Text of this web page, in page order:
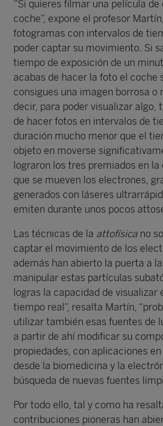
“Si quieres filmar una película
coche”, expone el profesor
fotogramas con intervalos de
poder captar su movimiento. Si
tiempo de exposición de un
acabas de hacer la foto el coche
consigues una imagen borrosa o
decir, para poder visualizar algo,
de hacer fotos en intervalos de
duración mucho menor que el
objeto en moverse
lograron los tres premiados en
que se mueven los electrones,
generados con láseres
emiten durante unos pocos
Las técnicas de la attofísica no
captar el movimiento de los
además han abierto la puerta a
manipular estas partículas
logras la capacidad de visualizar
tiempo real”, resalta Martín,
utilizar también esas fuentes de
a partir de ahí modificar su
propiedades, con aplicaciones
desde la biomedicina y la
búsqueda de nuevas fuentes
Por todo ello, tal y como ha
contribuciones pioneras han